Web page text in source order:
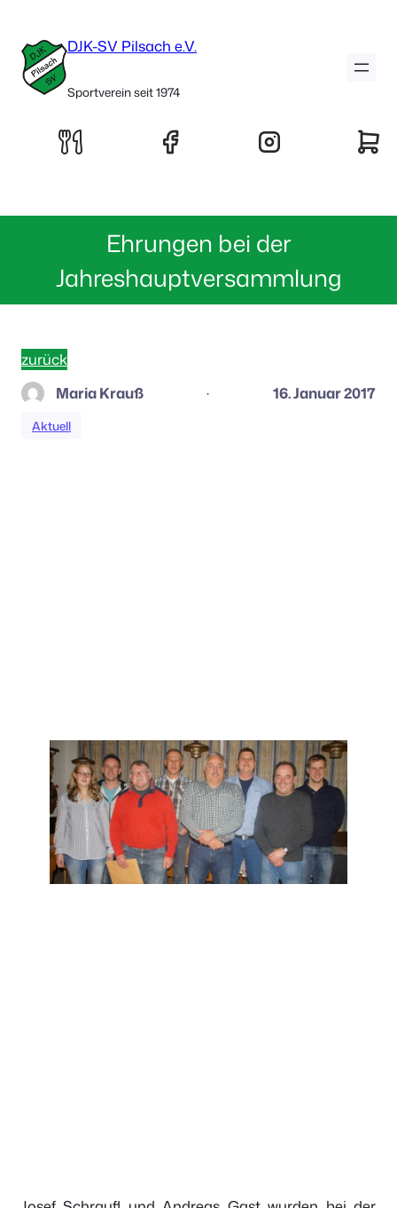
DJK-SV Pilsach e.V.
Sportverein seit 1974
Ehrungen bei der
Jahreshauptversammlung
zurück
Maria Krauß
· 16. Januar 2017
Aktuell